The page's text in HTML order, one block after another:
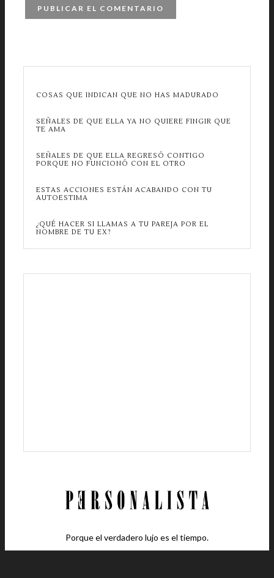
COSAS QUE INDICAN QUE NO HAS MADURADO
SEÑALES DE QUE ELLA YA NO QUIERE FINGIR QUE
TE AMA
SEÑALES DE QUE ELLA REGRESÓ CONTIGO
PORQUE NO FUNCIONÓ CON EL OTRO
ESTAS ACCIONES ESTÁN ACABANDO CON TU
AUTOESTIMA
¿QUÉ HACER SI LLAMAS A TU PAREJA POR EL
NOMBRE DE TU EX?
Porque el verdadero lujo es el tiempo.